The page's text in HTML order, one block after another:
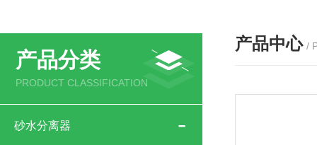
产品分类
PRODUCT CLASSIFICATION
砂水分离器
产品中心 /